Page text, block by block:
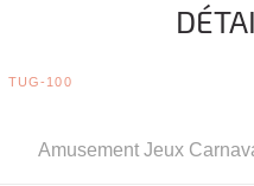
TUG-100
Amusement Jeux